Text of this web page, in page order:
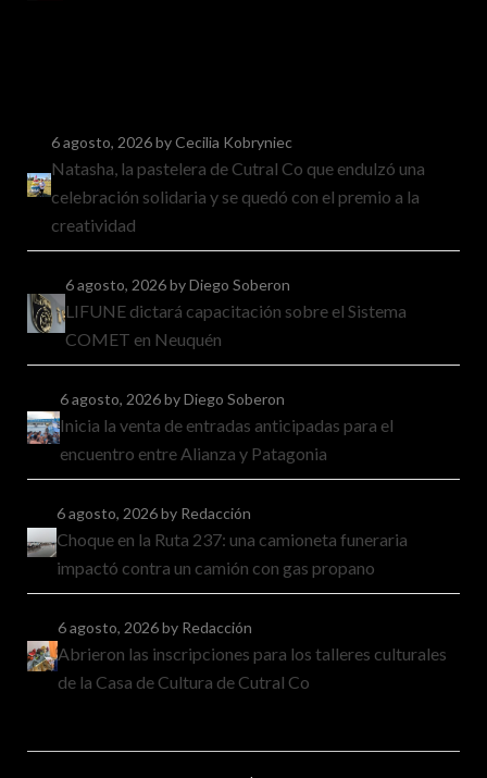
6 agosto, 2026by Cecilia Kobryniec
Natasha, la pastelera de Cutral Co que endulzó una
celebración solidaria y se quedó con el premio a la
creatividad
6 agosto, 2026by Diego Soberon
LIFUNE dictará capacitación sobre el Sistema
COMET en Neuquén
6 agosto, 2026by Diego Soberon
Inicia la venta de entradas anticipadas para el
encuentro entre Alianza y Patagonia
6 agosto, 2026by Redacción
Choque en la Ruta 237: una camioneta funeraria
impactó contra un camión con gas propano
6 agosto, 2026by Redacción
Abrieron las inscripciones para los talleres culturales
de la Casa de Cultura de Cutral Co